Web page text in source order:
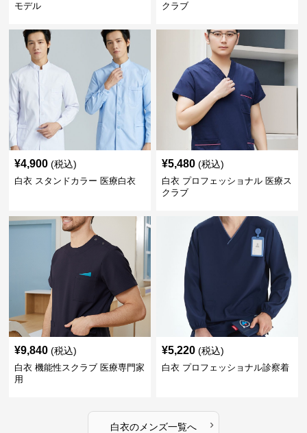
モデル
クラブ
¥4,900 (税込)
白衣 スタンドカラー 医療白衣
¥5,480 (税込)
白衣 プロフェッショナル 医療ス
クラブ
¥9,840 (税込)
白衣 機能性スクラブ 医療専門家
用
¥5,220 (税込)
白衣 プロフェッショナル診察着
白衣のメンズ一覧へ ›